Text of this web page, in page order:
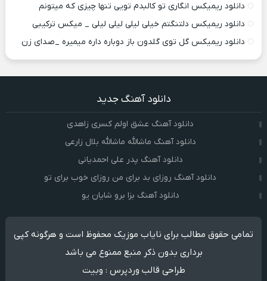
دانلود ریمیکس انگاری تو کالبدم تویی تنها چیزی که میتونم
دانلود ریمیکس دلتنگتم خیلی لیلی لیلی لیلی _ میکس ترکیبی
دانلود ریمیکس گل توی گلدون باز دوباره داره میمیره _صدای زن
دانلود آهنگ جدید
دانلود آهنگ عشق اولم کسری زاهدی
دانلود آهنگ ماشالله ماشالله بلال زارعی
دانلود آهنگ پدر علی احمدیانی
دانلود آهنگ روزای بد برای من روزای خوب برای تو
دانلود آهنگ بزا برو شایان یو
تمامی حقوق مطالب برای نایاب موزیک محفوظ است و هرگونه کپی
برداری بدون ذکر منبع ممنوع می باشد
طراحی قالب وردپرس : وبیت